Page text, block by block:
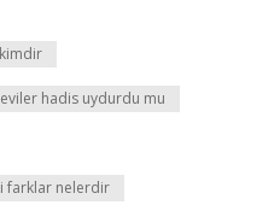
hadis uydurdu mu
farklar nelerdir